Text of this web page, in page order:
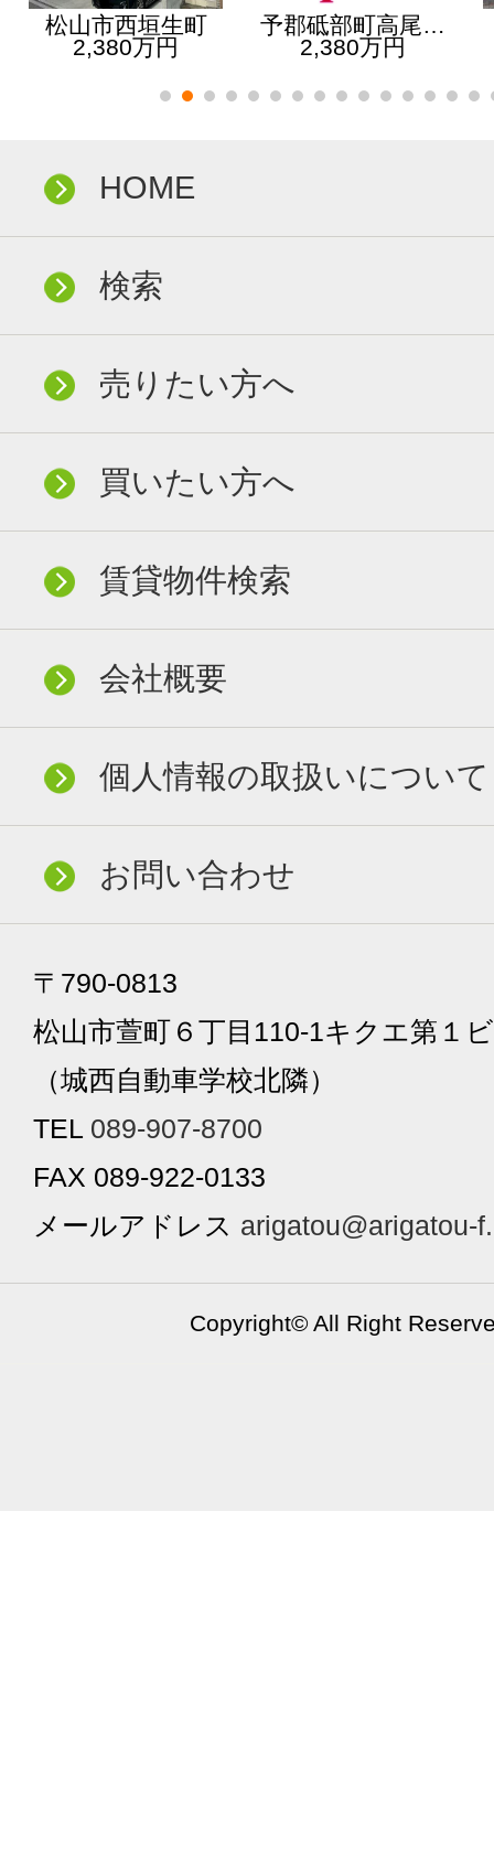
松山市西垣生町
2,380万円
予郡砥部町高尾…
2,380万円
HOME
検索
売りたい方へ
買いたい方へ
賃貸物件検索
会社概要
個人情報の取扱いについて
お問い合わせ
〒790-0813
松山市萱町６丁目110-1キクエ第１
（城西自動車学校北隣）
TEL 089-907-8700
FAX 089-922-0133
メールアドレス arigatou@arigatou-
Copyright© All Right